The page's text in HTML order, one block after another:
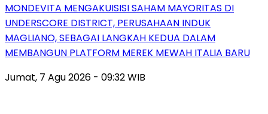
MONDEVITA MENGAKUISISI SAHAM MAYORITAS DI
UNDERSCORE DISTRICT, PERUSAHAAN INDUK
MAGLIANO, SEBAGAI LANGKAH KEDUA DALAM
MEMBANGUN PLATFORM MEREK MEWAH ITALIA BARU
Jumat, 7 Agu 2026 - 09:32 WIB